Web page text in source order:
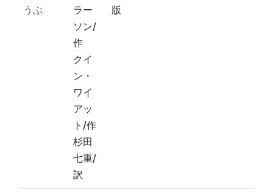
うぶ
ラー
ソン/
作
クイ
ン・
ワイ
アッ
ト/作
杉田
七重/
訳
版